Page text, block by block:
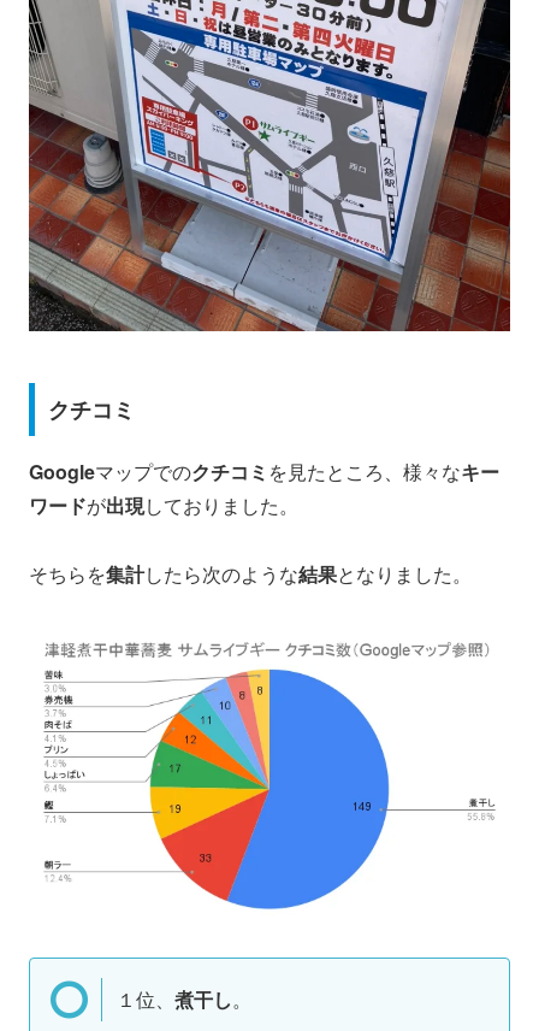
クチコミ
Googleマップでのクチコミ を見たところ、様々なキー
ワードが出現しておりました。
そちらを集計したら次のような結果となりました。
１位、 煮干し。